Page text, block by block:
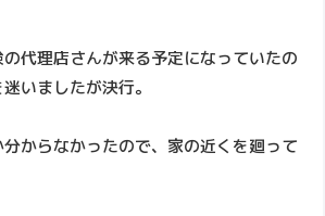
代理店さんが来る予定になっていたの
いましたが決行。
からなかったので、家の近くを廻って